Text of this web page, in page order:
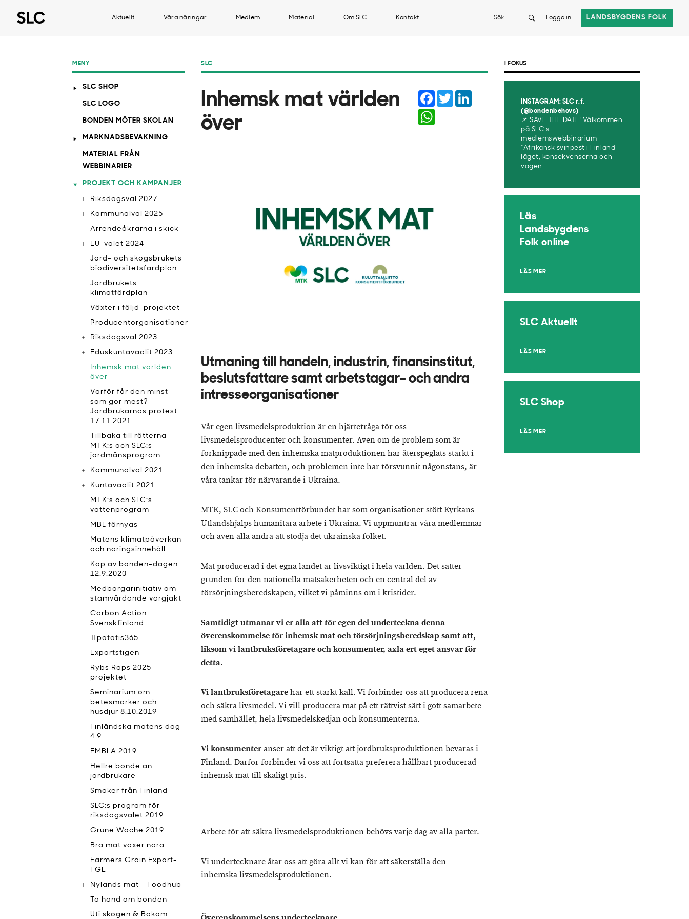
Aktuellt Våra näringar Medlem Material Om SLC Kontakt Sök Logga in LANDSBYGDENS FOLK
SLC
Inhemsk mat världen
över
Facebook
Twitter
Utmaning till handeln, industrin, finansinstitut,
beslutsfattare samt arbetstagar- och andra
intresseorganisationer
Vår egen livsmedelsproduktion är en hjärtefråga för oss
livsmedelsproducenter och konsumenter. Även om de problem som är
förknippade med den inhemska matproduktionen har återspeglats starkt i
den inhemska debatten, och problemen inte har försvunnit någonstans, är
våra tankar för närvarande i Ukraina.
MTK, SLC och Konsumentförbundet har som organisationer stött Kyrkans
Utlandshjälps humanitära arbete i Ukraina. Vi uppmuntrar våra medlemmar
och även alla andra att stödja det ukrainska folket.
Mat producerad i det egna landet är livsviktigt i hela världen. Det sätter
grunden för den nationella matsäkerheten och en central del av
försörjningsberedskapen, vilket vi påminns om i kristider.
Samtidigt utmanar vi er alla att för egen del underteckna denna
överenskommelse för inhemsk mat och försörjningsberedskap samt att,
liksom vi lantbruksföretagare och konsumenter, axla ert eget ansvar för
detta.
Vi lantbruksföretagarehar ett starkt kall. Vi förbinder oss att producera rena
och säkra livsmedel. Vi vill producera mat på ett rättvist sätt i gott samarbete
med samhället, hela livsmedelskedjan och konsumenterna.
Vi konsumenteranser att det är viktigt att jordbruksproduktionen bevaras i
Finland. Därför förbinder vi oss att fortsätta preferera hållbart producerad
inhemsk mat till skäligt pris.
Arbete för att säkra livsmedelsproduktionen behövs varje dag av alla parter.
Vi undertecknare åtar oss att göra allt vi kan för att säkerställa den
inhemska livsmedelsproduktionen.
MENY
SLC SHOP
SLC LOGO
BONDEN MÖTER SKOLAN
MARKNADSBEVAKNING
MATERIAL FRÅN
WEBBINARIER
PROJEKT OCH KAMPANJER
Riksdagsval 2027
Kommunalval 2025
Arrendeåkrarna i skick
EU-valet 2024
Jord- och skogsbrukets
biodiversitetsfärdplan
Jordbrukets
klimatfärdplan
Växter i följd-projektet
Producentorganisationer
Riksdagsval 2023
Eduskuntavaalit 2023
Inhemsk mat världen
över
Varför får den minst
som gör mest? -
Jordbrukarnas protest
17.11.2021
Tillbaka till rötterna -
MTK:s och SLC:s
jordmånsprogram
Kommunalval 2021
Kuntavaalit 2021
MTK:s och SLC:s
vattenprogram
MBL förnyas
Matens klimatpåverkan
och näringsinnehåll
Köp av bonden-dagen
12.9.2020
Medborgarinitiativ om
stamvårdande vargjakt
Carbon Action
Svenskfinland
#potatis365
Exportstigen
Rybs Raps 2025-
projektet
Seminarium om
betesmarker och
husdjur 8.10.2019
Finländska matens dag
4.9
EMBLA 2019
Hellre bonde än
jordbrukare
Smaker från Finland
SLC:s program för
riksdagsvalet 2019
Grüne Woche 2019
Bra mat växer nära
Farmers Grain Export-
FGE
Nylands mat - Foodhub
Ta hand om bonden
Uti skogen & Bakom
I FOKUS
INSTAGRAM: SLC r.f.
(@bondenbehovs)
📌 SAVE THE DATE! Välkommen
på SLC:s
medlemswebbinarium
”Afrikansk svinpest i Finland –
läget, konsekvenserna och
vägen ...
Läs
Landsbygdens
Folk online
LÄS MER
SLC Aktuellt
LÄS MER
SLC Shop
LÄS MER